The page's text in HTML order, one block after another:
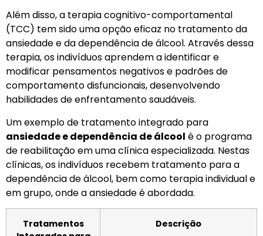
Além disso, a terapia cognitivo-comportamental
(TCC) tem sido uma opção eficaz no tratamento da
ansiedade e da dependência de álcool. Através dessa
terapia, os indivíduos aprendem a identificar e
modificar pensamentos negativos e padrões de
comportamento disfuncionais, desenvolvendo
habilidades de enfrentamento saudáveis.
Um exemplo de tratamento integrado para
ansiedade e dependência de álcool é o programa
de reabilitação em uma clínica especializada. Nestas
clínicas, os indivíduos recebem tratamento para a
dependência de álcool, bem como terapia individual e
em grupo, onde a ansiedade é abordada.
Tratamentos
Descrição